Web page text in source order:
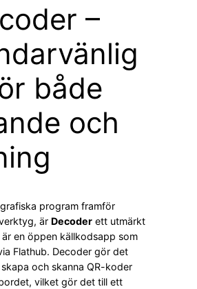
–
både
och
program framför
är Decoder ett utmärkt
en öppen källkodsapp som
Flathub. Decoder gör det
och skanna QR-koder
vilket gör det till ett